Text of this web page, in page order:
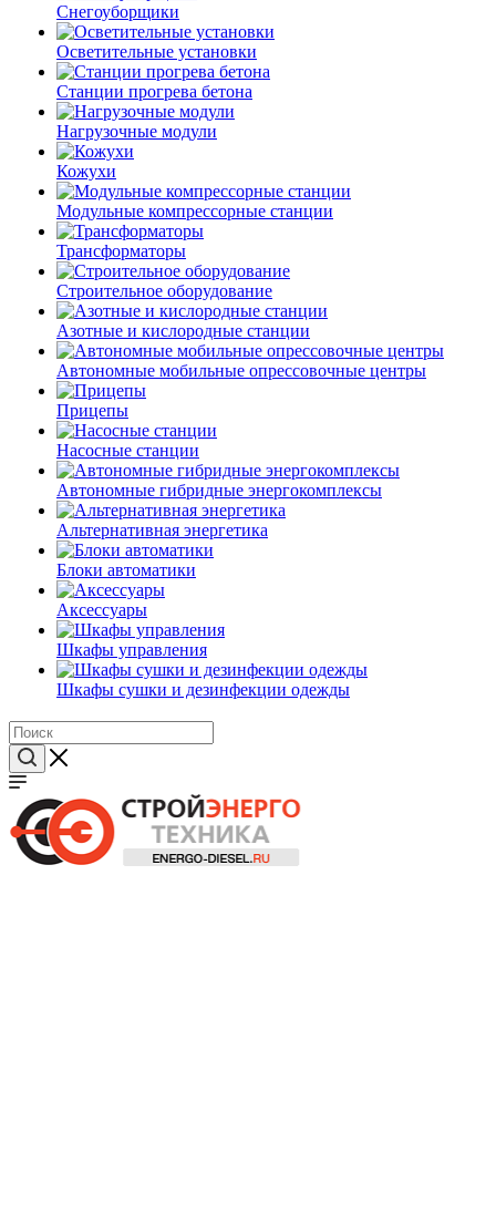
Снегоуборщики
Осветительные установки
Станции прогрева бетона
Нагрузочные модули
Кожухи
Модульные компрессорные станции
Трансформаторы
Строительное оборудование
Азотные и кислородные станции
Автономные мобильные опрессовочные центры
Прицепы
Насосные станции
Автономные гибридные энергокомплексы
Альтернативная энергетика
Блоки автоматики
Аксессуары
Шкафы управления
Шкафы сушки и дезинфекции одежды